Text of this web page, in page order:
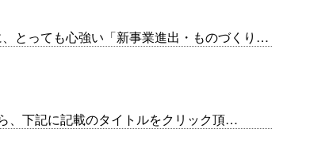
とっても心強い「新事業進出・ものづくり…
、下記に記載のタイトルをクリック頂…